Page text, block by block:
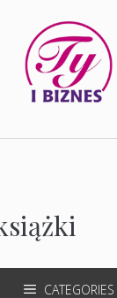
CATEGORIES